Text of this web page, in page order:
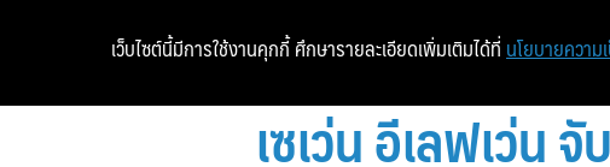
เซเว่น อีเลฟเว่น
เว็บไซต์นี้มีการใช้งานคุกกี้ ศึกษารายละเอียดเพิ่มเติมได้ที่ นโยบายความ